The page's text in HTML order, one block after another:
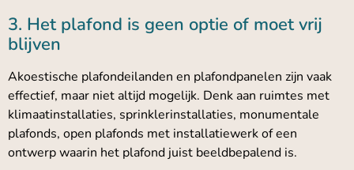
3. Het plafond is geen optie of moet vrij
blijven
Akoestische plafondeilanden en plafondpanelen zijn vaak
effectief, maar niet altijd mogelijk. Denk aan ruimtes met
klimaatinstallaties, sprinklerinstallaties, monumentale
plafonds, open plafonds met installatiewerk of een
ontwerp waarin het plafond juist beeldbepalend is.